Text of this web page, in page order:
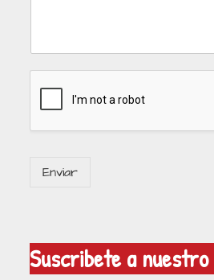
Enviar
Suscribete a